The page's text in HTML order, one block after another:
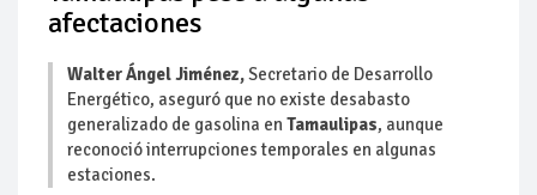
Cautela en el mercado por conversaciones Irán-Omán
afectaciones
Walter Ángel Jiménez,Secretario de Desarrollo
Energético, aseguró que no existe desabasto
generalizado de gasolina en Tamaulipas, aunque
reconoció interrupciones temporales en algunas
estaciones.